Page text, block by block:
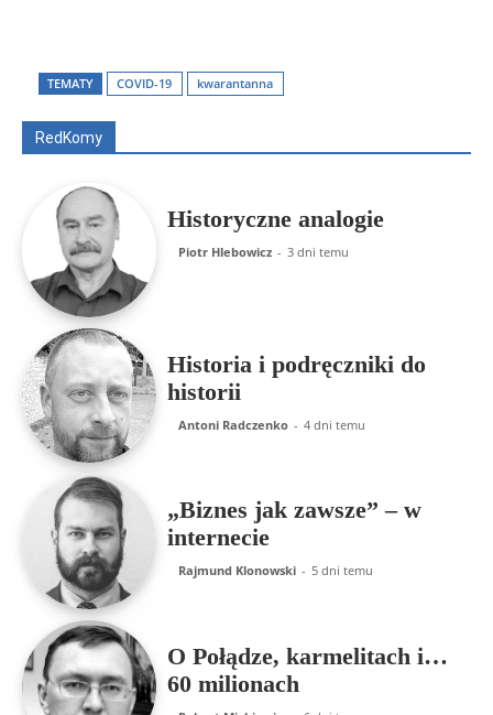
TEMATY COVID-19 kwarantanna
RedKomy
Artur Płokszto
ks. Jarosław Wąsowicz SDB
Historyczne analogie
Piotr Hlebowicz - 3 dni temu
Historia i podręczniki do
historii
Antoni Radczenko - 4 dni temu
„Biznes jak zawsze” – w
internecie
Rajmund Klonowski - 5 dni temu
O Połądze, karmelitach i…
60 milionach